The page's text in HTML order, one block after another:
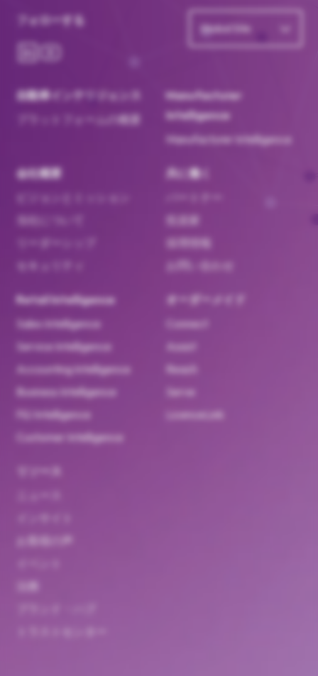
フォローする
Global Site
自動車インテリジェンス
プラットフォームの概要
Manufacturer
Intelligence
Manufacturer Intelligence
会社概要
ビジョンとミッション
当社について
リーダーシップ
セキュリティ
共に働く
投資家
採用情報
お問い合わせ
Retail Intelligence
Sales Intelligence
Service Intelligence
Accounting Intelligence
Business Intelligence
F&I Intelligence
Customer Intelligence
オーダーメイド
Connect
Assist
Reach
Serve
LicenceLink
リソース
お客様の声
法務